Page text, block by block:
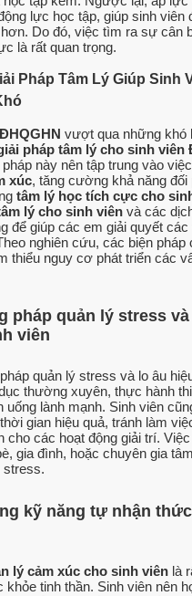
lực học tập, giúp sinh viên
Do đó, việc tìm ra sự cân
là rất quan trọng.
Pháp Tâm Lý Giúp Sinh
ĐHQGHN vượt qua những khó
pháp tâm lý cho sinh viên
này nên tập trung vào
xúc, tăng cường khả năng đối
tâm lý học tích cực cho
lý cho sinh viên và các
để giúp các em giải quyết
nghiên cứu, các biện pháp
thiểu nguy cơ phát triển các
pháp quản lý stress
viên
quản lý stress và lo âu
thường xuyên, thực hành
uống lành mạnh. Sinh viên
gian hiệu quả, tránh làm
cho các hoạt động giải trí.
gia đình, hoặc chuyên gia
stress.
kỹ năng tự nhận
lý cảm xúc cho sinh viên là
khỏe tinh thần. Sinh viên nên